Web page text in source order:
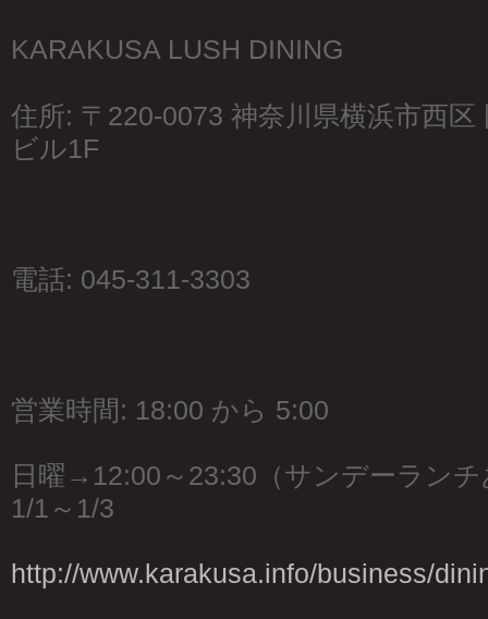
KARAKUSA LUSH DINING
住所: 〒220-0073 神奈川県横浜市西区
ビル1F
電話: 045-311-3303
営業時間: 18:00 から 5:00
日曜→12:00～23:30（サンデーラン
1/1～1/3
http://www.karakusa.info/business/